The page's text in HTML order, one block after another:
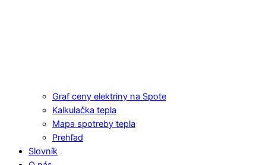
Graf ceny elektriny na Spote
Kalkulačka tepla
Mapa spotreby tepla
Prehľad
Slovník